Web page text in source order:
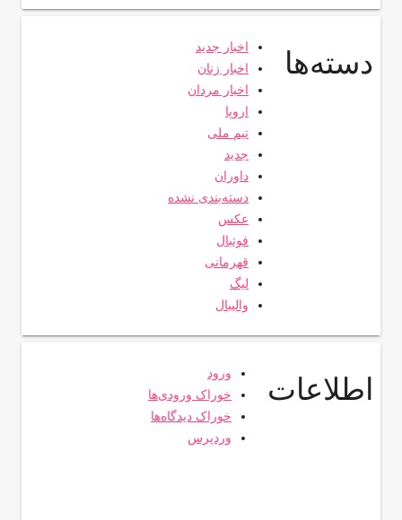
دسته‌ها
اخبار جدید
اخبار زنان
اخبار مردان
اروپا
تیم ملی
جدید
داوران
دسته‌بندی نشده
عکس
فوتبال
قهرمانی
لیگ
والیبال
اطلاعات
ورود
خوراک ورودی‌ها
خوراک دیدگاه‌ها
وردپرس